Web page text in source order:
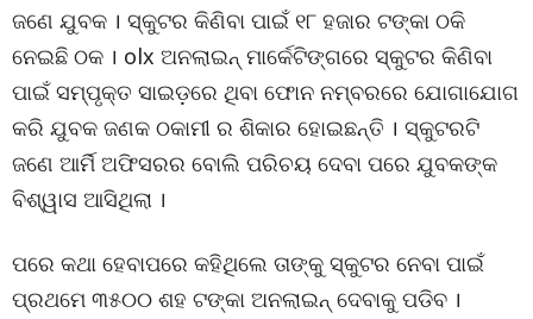
ଜଣେ ଯୁବକ । ସ୍କୁଟର କିଣିବା ପାଇଁ ୧୮ ହଜାର ଟଙ୍କା ଠକି
ନେଇଛି ଠକ । olx ଅନଲାଇନ୍ ମାର୍କେଟିଙ୍ଗରେ ସ୍କୁଟର କିଣିବା
ପାଇଁ ସମ୍ପୃକ୍ତ ସାଇଡ଼ରେ ଥିବା ଫୋନ ନମ୍ବରରେ ଯୋଗାଯୋଗ
କରି ଯୁବକ ଜଣକ ଠକାମୀ ର ଶିକାର ହୋଇଛନ୍ତି । ସ୍କୁଟରଟି
ଜଣେ ଆର୍ମି ଅଫିସରର ବୋଲି ପରିଚୟ ଦେବା ପରେ ଯୁବକଙ୍କ
ବିଶ୍ୱାସ ଆସିଥିଲା ।
ପରେ କଥା ହେବାପରେ କହିଥିଲେ ତାଙ୍କୁ ସ୍କୁଟର ନେବା ପାଇଁ
ପ୍ରଥମେ ୩୫୦୦ ଶହ ଟଙ୍କା ଅନଲାଇନ୍ ଦେବାକୁ ପଡିବ ।